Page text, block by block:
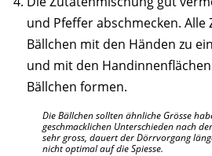
und Pfeffer abschmecken.
Bällchen mit den Händen zu
und mit den
Bällchen formen.
Die Bällchen sollten ähnliche Grösse
geschmacklichen Unterschieden nach
sehr gross, dauert der Dörrvorgang
nicht optimal auf die Spiesse.